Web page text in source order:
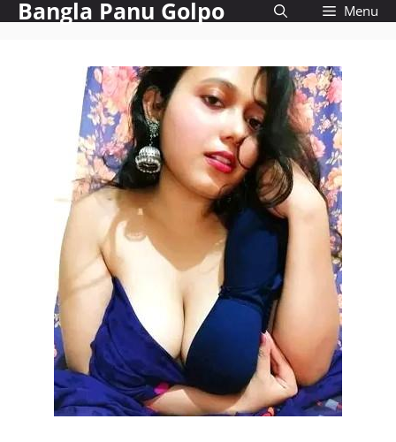
SkipBangla Panu Golpo Menu